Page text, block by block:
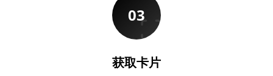
03
获取卡片